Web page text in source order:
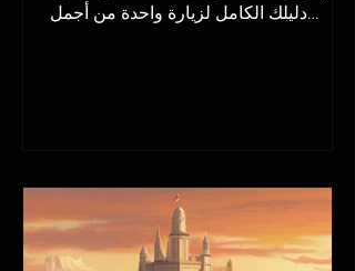
دليلك الكامل لزيارة واحدة من أجمل